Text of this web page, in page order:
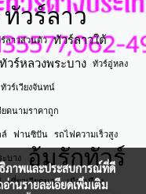
ทัวร์ลาว
ลาวส่วนตัว ทัวร์ลาวใต้
ทัวร์หลวงพระบาง ทัวร์อู่หลง
ทัวร์เวียงจันทน์
ยดนามราคาถูก
ฟานซิปัน รถไฟความเร็วสูง
ะบาง อุ้มรักทัวร์
เที่ยวเวียดนาม เมืองเฟือง
ธิภาพและประสบการณ์ที่ดี
านรายละเอียดเพิ่มเติม